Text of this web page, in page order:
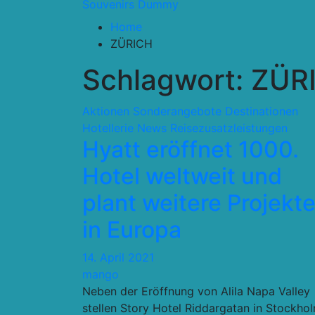
Souvenirs Dummy
Home
ZÜRICH
Schlagwort:
Aktionen Sonderangebote Destinationen
Hotellerie News Reisezusatzleistungen
Hyatt eröffnet 1000.
Hotel weltweit und
plant weitere Projekte
in Europa
14. April 2021
mango
Neben der Eröffnung von Alila Napa Valley
stellen Story Hotel Riddargatan in